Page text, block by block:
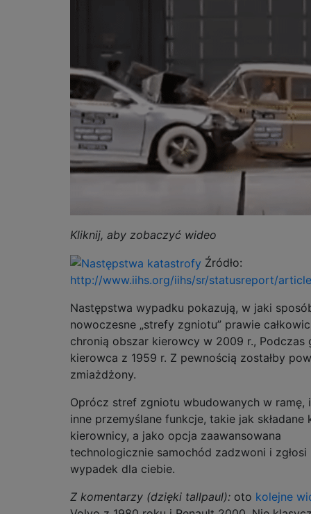
Kliknij, aby zobaczyć wideo
Źródło:
http://www.iihs.org/iihs/sr/statusreport/
Następstwa wypadku pokazują, w jaki
nowoczesne „strefy zgniotu” prawie
chronią obszar kierowcy w 2009 r., Podczas
kierowca z 1959 r. Z pewnością zostałby
zmiażdżony.
Oprócz stref zgniotu wbudowanych w ramę,
inne przemyślane funkcje, takie jak składane
kierownicy, a jako opcja zaawansowana
technologicznie samochód zadzwoni i zgłosi
wypadek dla ciebie.
Z komentarzy (dzięki tallpaul): oto kolejne